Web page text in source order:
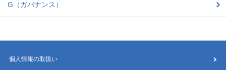
G（ガバナンス）
個人情報の取扱い